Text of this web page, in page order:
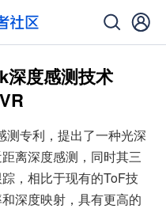
深度感测技术
测专利，提出了一种光深
离深度感测，同时其三
，相比于现有的ToF技
深度映射，具有更高的